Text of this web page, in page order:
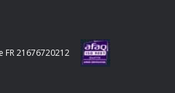
FR 21676720212